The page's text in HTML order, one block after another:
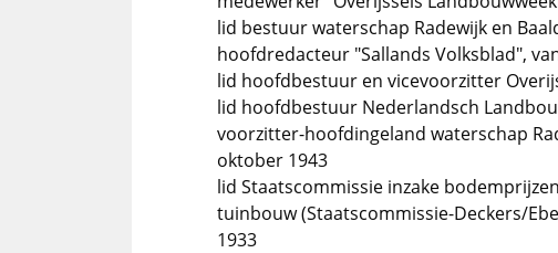
lid bestuur waterschap Radewijk en
hoofdredacteur "Sallands Volksblad",
lid hoofdbestuur en vicevoorzitter
lid hoofdbestuur Nederlandsch
voorzitter-hoofdingeland waterschap
oktober 1943
lid Staatscommissie inzake
tuinbouw (Staatscommissie-Deckers/
1933